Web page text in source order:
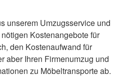
unserem Umzugsservice und
Kostenangebote für
den Kostenaufwand für
aber Ihren Firmenumzug und
zu Möbeltransporte ab.